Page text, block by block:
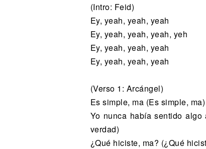
(Intro: Feid)
Ey, yeah, yeah, yeah
Ey, yeah, yeah, yeah, yeh
Ey, yeah, yeah, yeah
Ey, yeah, yeah, yeah
(Verso 1: Arcángel)
Es simple, ma (Es simple, ma)
Yo nunca había sentido
verdad)
¿Qué hiciste, ma? (¿Qué